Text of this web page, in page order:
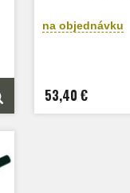
na objednávku
53,40 €